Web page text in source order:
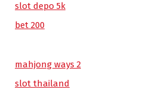
slot depo 5k
bet 200
mahjong ways 2
slot thailand